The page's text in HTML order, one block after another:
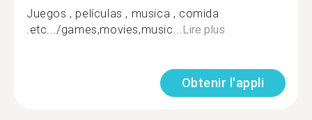
Juegos , películas , musica , comida
.etc.../games,movies,music... Lire plus
Obtenir l'appli